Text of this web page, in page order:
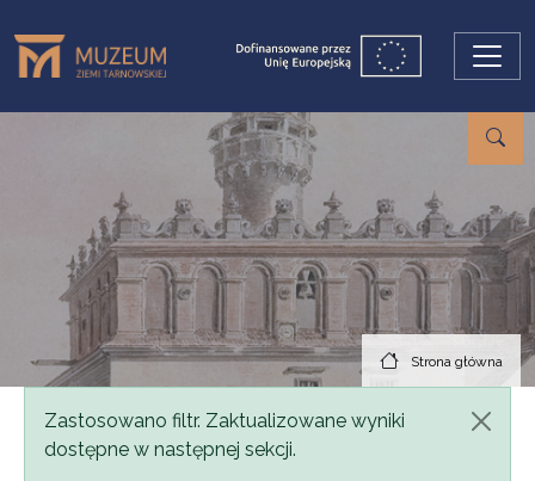
Strona główna
Komunikat
Zastosowano filtr. Zaktualizowane wyniki
dostępne w następnej sekcji.